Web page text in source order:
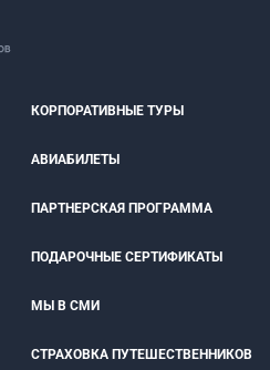
КОРПОРАТИВНЫЕ ТУРЫ
АВИАБИЛЕТЫ
ПАРТНЕРСКАЯ ПРОГРАММА
ПОДАРОЧНЫЕ СЕРТИФИКАТЫ
МЫ В СМИ
СТРАХОВКА ПУТЕШЕСТВЕННИКОВ